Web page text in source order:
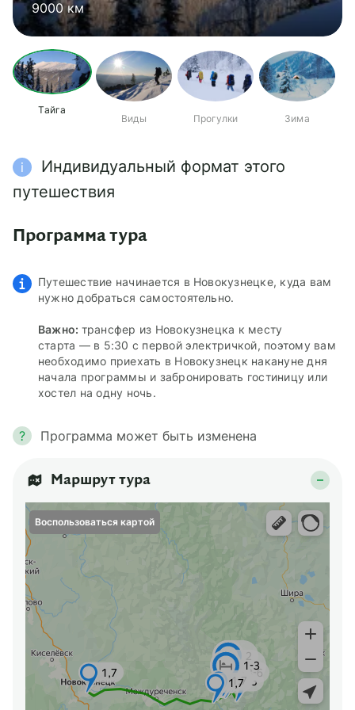
9000 км
Поднебесные Зубья
пухляку
сказок
Тайга
Виды Прогулки Зима
i
Индивидуальный формат этого
путешествия
Программа тура
Путешествие начинается в Новокузнецке, куда вам
нужно добраться самостоятельно.
Важно: трансфер из Новокузнецка к месту
старта — в 5:30 с первой электричкой, поэтому вам
необходимо приехать в Новокузнецк накануне дня
начала программы и забронировать гостиницу или
хостел на одну ночь.
? Программа может быть изменена
Маршрут тура
Воспользоваться картой